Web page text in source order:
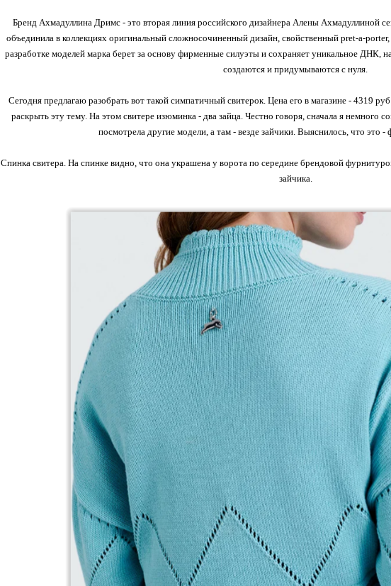
Бренд Ахмадуллина Дримс - это вторая линия российского дизайнера Алены Ахмадуллиной
объединила в коллекциях оригинальный сложносочиненный дизайн, свойственный pret-a-
разработке моделей марка берет за основу фирменные силуэты и сохраняет уникальное ДНК,
создаются и придумываются с нуля.
Сегодня предлагаю разобрать вот такой симпатичный свитерок. Цена его в магазине - 4319
раскрыть эту тему. На этом свитере изюминка - два зайца. Честно говоря, сначала я немного
посмотрела другие модели, а там - везде зайчики. Выяснилось, что это
Спинка свитера. На спинке видно, что она украшена у ворота по середине брендовой
зайчика.